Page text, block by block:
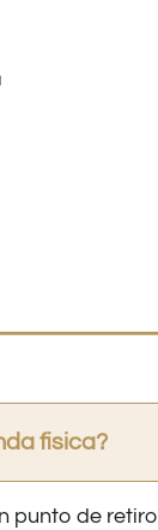
fisica?
punto de